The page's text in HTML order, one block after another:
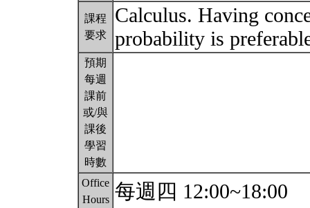
課程
要求
Calculus. Having
probability is
預期
每週
課前
或/與
課後
學習
時數
Office
Hours 每週四 12:00~18:00